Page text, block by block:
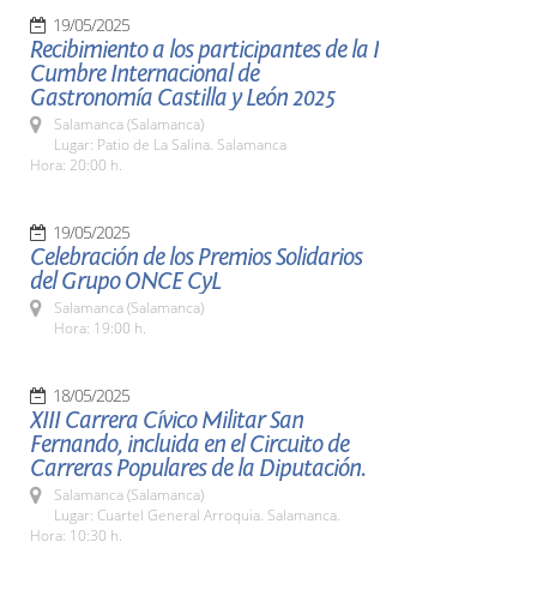
19/05/2025
Recibimiento a los participantes de la I
Cumbre Internacional de
Gastronomía Castilla y León 2025
Salamanca (Salamanca)
Lugar: Patio de La Salina. Salamanca
Hora: 20:00 h.
19/05/2025
Celebración de los Premios Solidarios
del Grupo ONCE CyL
Salamanca (Salamanca)
Hora: 19:00 h.
18/05/2025
XIII Carrera Cívico Militar San
Fernando, incluida en el Circuito de
Carreras Populares de la Diputación.
Salamanca (Salamanca)
Lugar: Cuartel General Arroquia. Salamanca.
Hora: 10:30 h.